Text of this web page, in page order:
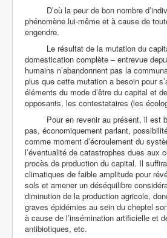
D’où la peur de bon nombre
phénomène lui-même et à cause de
engendre.
Le résultat de la mutation du
domestication complète – entrevue
humains n’abandonnent pas la
plus que cette mutation a besoin pour
éléments du mode d’être du capital et
opposants, les contestataires (les
Pour en revenir au présent, il est
pas, économiquement parlant,
comme moment d’écroulement du
l’éventualité de catastrophes dues aux
procès de production du capital. Il
climatiques de faible amplitude pour
sols et amener un déséquilibre
diminution de la production agricole,
graves épidémies au sein du cheptel
à cause de l’insémination artificielle et
antibiotiques, etc.